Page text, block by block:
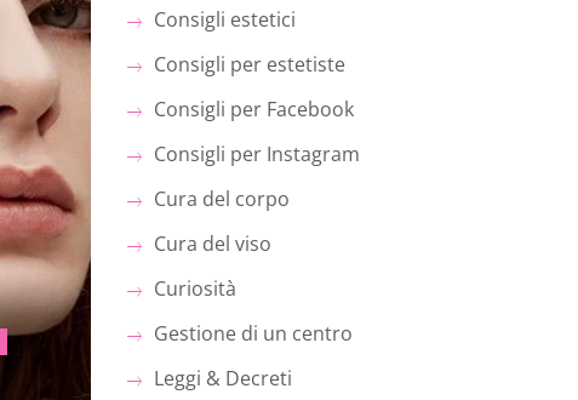
Consigli estetici
Consigli per estetiste
Consigli per Facebook
Consigli per Instagram
Cura del corpo
Cura del viso
Curiosità
Gestione di un centro
Leggi & Decreti